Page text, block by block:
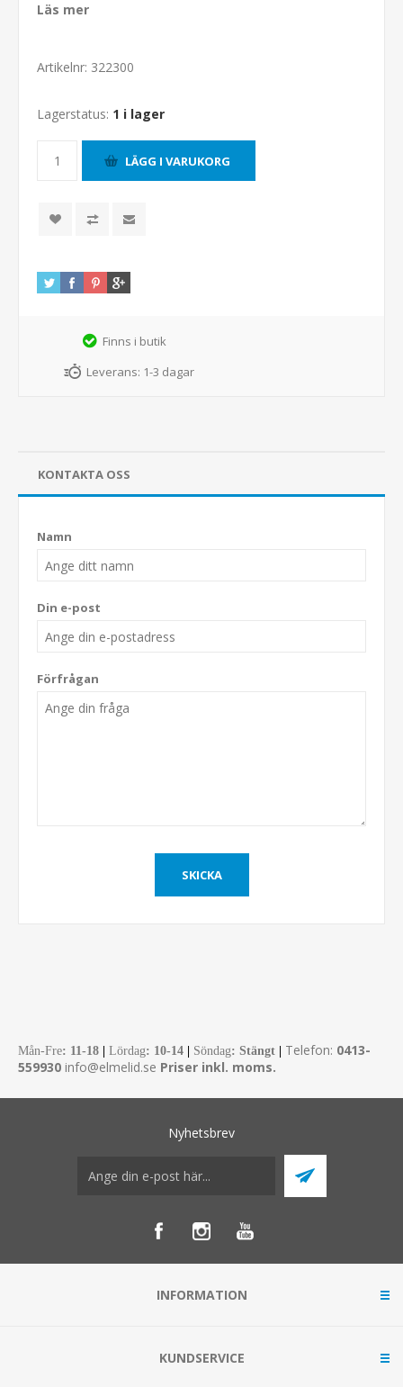
Läs mer
Artikelnr: 322300
Lagerstatus: 1 i lager
Finns i butik
Leverans: 1-3 dagar
KONTAKTA OSS
Namn
Din e-post
Förfrågan
Mån-Fre: 11-18 Lördag: 10-14 Söndag: Stängt Telefon: 0413-
559930 info@elmelid.se Priser inkl. moms.
Nyhetsbrev
INFORMATION
KUNDSERVICE